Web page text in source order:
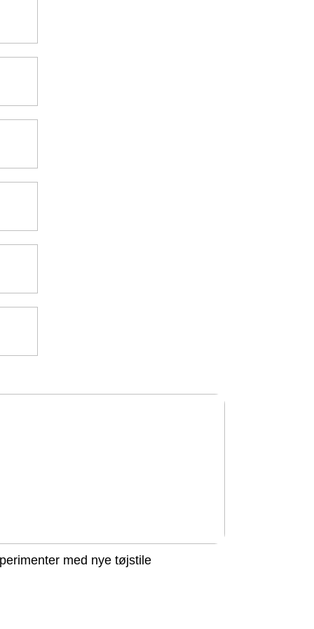
med nye tøjstile